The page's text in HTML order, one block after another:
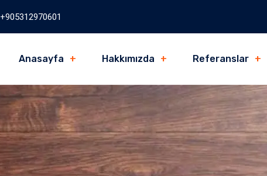
+905312970601
Anasayfa Hakkımızda Referanslar